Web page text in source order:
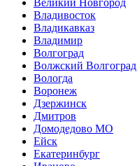
Великий Новгород
Владивосток
Владикавказ
Владимир
Волгоград
Волжский Волгоград
Вологда
Воронеж
Дзержинск
Дмитров
Домодедово МО
Ейск
Екатеринбург